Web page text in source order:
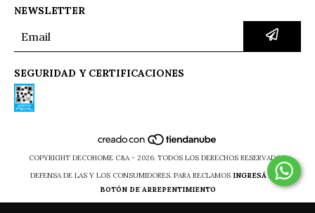
NEWSLETTER
SEGURIDAD Y CERTIFICACIONES
COPYRIGHT DECOHOME C&A - 2026. TODOS LOS DERECHOS RESERVADOS.
DEFENSA DE LAS Y LOS CONSUMIDORES. PARA RECLAMOS INGRESÁ ACÁ.
BOTÓN DE ARREPENTIMIENTO